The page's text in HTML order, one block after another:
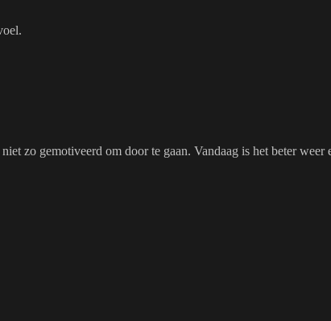
zo gemotiveerd om door te gaan. Vandaag is het beter